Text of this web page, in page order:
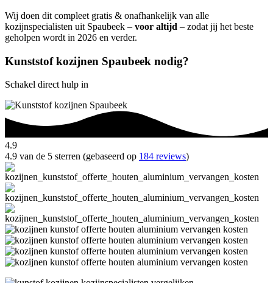
Wij doen dit compleet gratis & onafhankelijk van alle
kozijnspecialisten uit Spaubeek – voor altijd – zodat jij het beste
geholpen wordt in 2026 en verder.
Kunststof kozijnen Spaubeek nodig?
Schakel direct hulp in
4.9
4.9 van de 5 sterren (gebaseerd op 184 reviews)